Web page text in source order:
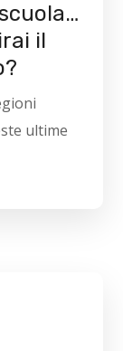
il
ultime